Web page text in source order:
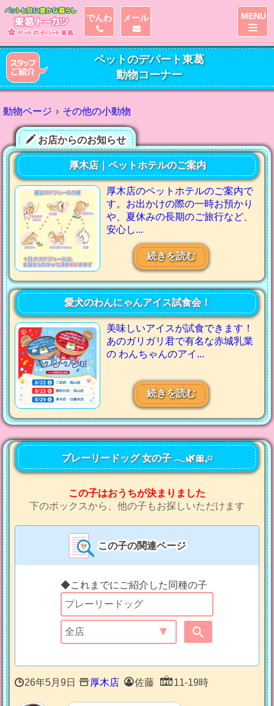
ペットのデパート東葛
動物コーナー
動物ページ その他の小動物
お店からのお知らせ
厚木店｜ペットホテルのご案内
厚木店のペットホテルのご案内で
す。お出かけの際の一時お預かり
や、夏休みの長期のご旅行など、
安心し...
続きを読む
愛犬のわんにゃんアイス試食会！
美味しいアイスが試食できます！
あのガリガリ君で有名な赤城乳業
の わんちゃんのアイ...
続きを読む
プレーリードッグ 女の子 𓂃🌿‬🎀𓈒𓏸
この子はおうちが決まりました
下のボックスから、他の子もお探しいただけます
この子の関連ページ
◆これまでにご紹介した同種の子
26年5月9日 厚木店 佐藤 11-19時
でんわ メール MENU